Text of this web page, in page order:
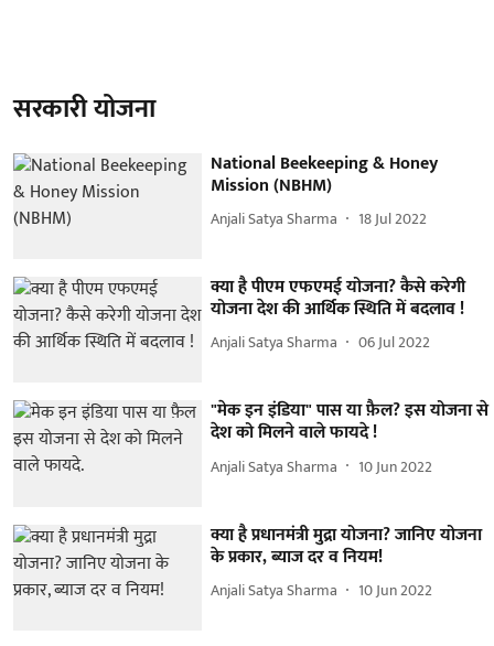
सरकारी योजना
National Beekeeping & Honey
Mission (NBHM)
Anjali Satya Sharma 18 Jul 2022
क्या है पीएम एफएमई योजना? कैसे करेगी
योजना देश की आर्थिक स्थिति में बदलाव !
Anjali Satya Sharma 06 Jul 2022
"मेक इन इंडिया" पास या फ़ैल? इस योजना से
देश को मिलने वाले फायदे !
Anjali Satya Sharma 10 Jun 2022
क्या है प्रधानमंत्री मुद्रा योजना? जानिए योजना
के प्रकार, ब्याज दर व नियम!
Anjali Satya Sharma 10 Jun 2022